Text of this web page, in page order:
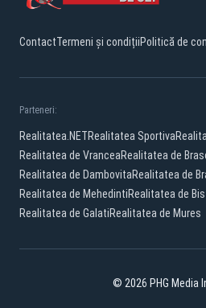
ContactTermeni și condițiiPolitică de
Parteneri:
Realitatea.NETRealitatea Sportiva
Realitatea de VranceaRealitatea de
Realitatea de DambovitaRealitatea de
Realitatea de MehedintiRealitatea de
Realitatea de GalatiRealitatea de Mures
© 2026 PHG Media